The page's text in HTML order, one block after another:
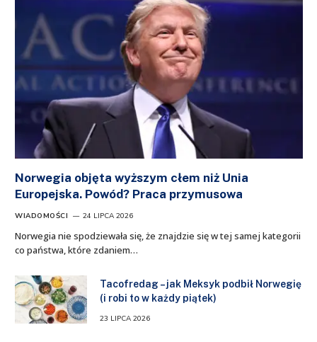
Norwegia objęta wyższym cłem niż Unia
Europejska. Powód? Praca przymusowa
WIADOMOŚCI 24 LIPCA 2026
Norwegia nie spodziewała się, że znajdzie się w tej samej kategorii
co państwa, które zdaniem…
Tacofredag – jak Meksyk podbił Norwegię
(i robi to w każdy piątek)
23 LIPCA 2026